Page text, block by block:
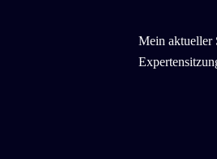
Mein aktueller